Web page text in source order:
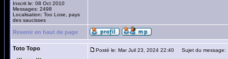
Inscrit le: 08 Oct 2010
Messages: 2498
Localisation: Too Lose, pays
des saucisses
Revenir en haut de page
Toto Topo Posté le: Mar Juil 23, 2024 22:40 Sujet du message: